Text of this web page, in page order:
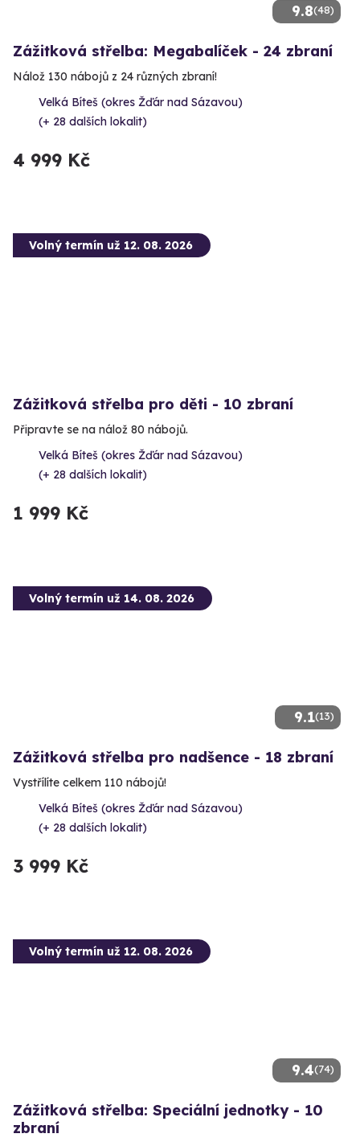
9.8(48)
Zážitková střelba: Megabalíček - 24 zbraní
Nálož 130 nábojů z 24 různých zbraní!
Velká Bíteš (okres Žďár nad Sázavou)
(+ 28 dalších lokalit)
4 999 Kč
Volný termín už 12. 08. 2026
Zážitková střelba pro děti - 10 zbraní
Připravte se na nálož 80 nábojů.
Velká Bíteš (okres Žďár nad Sázavou)
(+ 28 dalších lokalit)
1 999 Kč
9.1(13)
Volný termín už 14. 08. 2026
Zážitková střelba pro nadšence - 18 zbraní
Vystřílíte celkem 110 nábojů!
Velká Bíteš (okres Žďár nad Sázavou)
(+ 28 dalších lokalit)
3 999 Kč
9.4(74)
Volný termín už 12. 08. 2026
Zážitková střelba: Speciální jednotky - 10
zbraní